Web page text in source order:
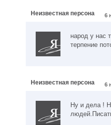
Неизвестная персона 6
народ у нас
терпение
Неизвестная персона 6
Ну и дела !